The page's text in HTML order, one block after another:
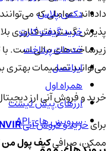
داده‌اند. عواملی که می‌توانند
پذیرش گسترده‌تر فناوری
زیرساخت‌های مالی است. با
می‌توانید تصمیمات بهتری
خرید و فروش آنی ارز دیجیتال NVIR در ایران
برایخرید و فروش آنیNVIR
ممکن، صرافیکیف پول من
دکس پلاس
خرید گیفت کارت
خدمات پرداخت
ایرانسل
همراه اول
ارزهای پیش لیست
سرویس های API